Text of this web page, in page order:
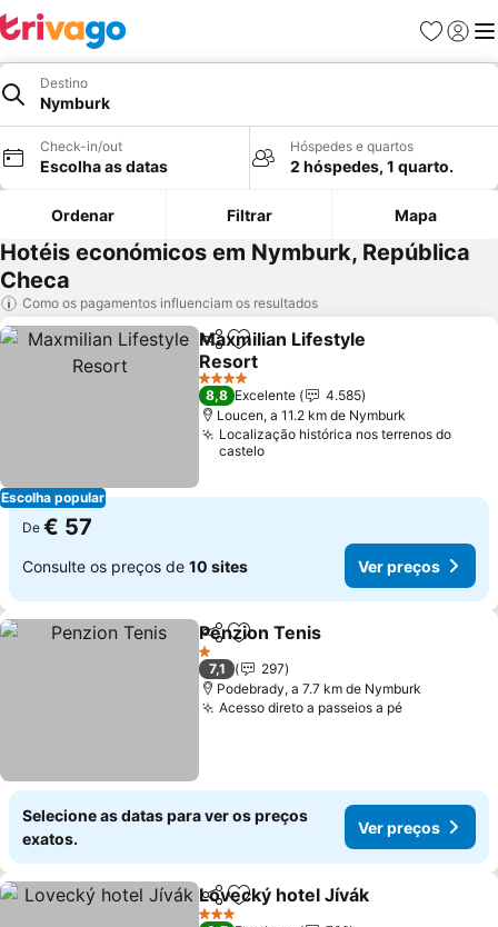
Favoritos
Iniciar
Destino
Nymburk
Check-in/out
Escolha as datas
Hóspedes e quartos
2 hóspedes, 1 quarto.
Ordenar Filtrar Mapa
Hotéis económicos em Nymburk, República
Checa
Como os pagamentos influenciam os resultados
Escolha popular
PartilharAdicionar aos favoritos
Maxmilian Lifestyle
Resort
Ver preços
4 Estrelas
8,8 Excelente
4.585
Loucen, a 11.2 km de Nymburk
Localização histórica nos terrenos do
castelo
De € 57
Consulte os preços de 10 sites Ver preços
PartilharAdicionar aos favoritos
Penzion Tenis
1 Estrelas
7,1
297
Podebrady, a 7.7 km de Nymburk
Acesso direto a passeios a péVer preços
Selecione as datas para ver os preços
exatos.
Ver preços
PartilharAdicionar aos favoritos
Lovecký hotel Jívák
3 Estrelas